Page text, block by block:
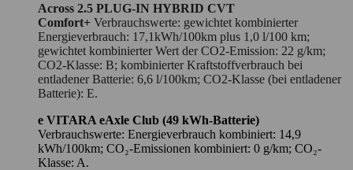
Across 2.5 PLUG-IN HYBRID CVT
Comfort+ Verbrauchswerte: gewichtet kombinierter
Energieverbrauch: 17,1kWh/100km plus 1,0 l/100 km;
gewichtet kombinierter Wert der CO2-Emission: 22 g/km;
CO2-Klasse: B; kombinierter Kraftstoffverbrauch bei
entladener Batterie: 6,6 l/100km; CO2-Klasse (bei entladener
Batterie): E.
e VITARA eAxle Club (49 kWh-Batterie)
Verbrauchswerte: Energieverbrauch kombiniert: 14,9
kWh/100km; CO₂-Emissionen kombiniert: 0 g/km; CO₂-
Klasse: A.